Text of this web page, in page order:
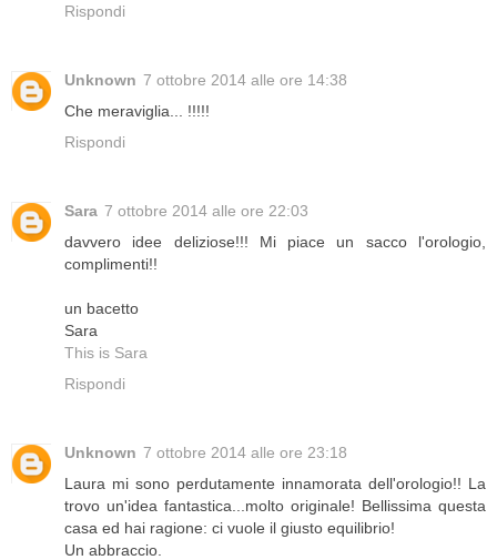
Rispondi
Unknown 7 ottobre 2014 alle ore 14:38
Che meraviglia... !!!!!
Rispondi
Sara 7 ottobre 2014 alle ore 22:03
davvero idee deliziose!!! Mi piace un sacco l'orologio,
complimenti!!
un bacetto
Sara
This is Sara
Rispondi
Unknown 7 ottobre 2014 alle ore 23:18
Laura mi sono perdutamente innamorata dell'orologio!! La
trovo un'idea fantastica...molto originale! Bellissima questa
casa ed hai ragione: ci vuole il giusto equilibrio!
Un abbraccio.